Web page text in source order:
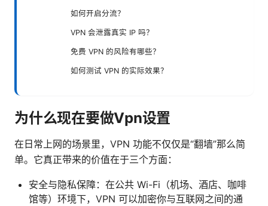
如何开启分流？
VPN 会泄露真实 IP 吗？
免费 VPN 的风险有哪些？
如何测试 VPN 的实际效果？
为什么现在要做Vpn设置
在日常上网的场景里，VPN 功能不仅仅是“翻墙”那么简
单。它真正带来的价值在于三个方面：
安全与隐私保障：在公共 Wi-Fi（机场、酒店、咖啡
馆等）环境下，VPN 可以加密你与互联网之间的通